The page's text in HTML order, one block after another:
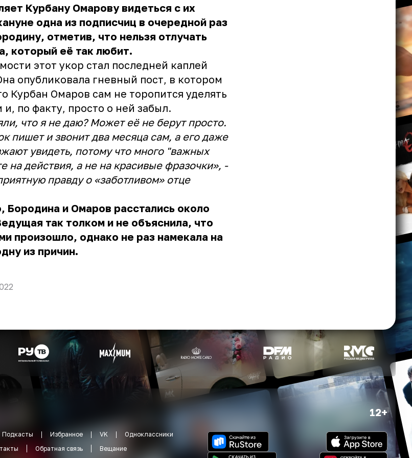
Курбану Омарову видеться с их
одна из подписчиц в очередной раз
отметив, что нельзя отлучать
который её так любит.
этот укор стал последней каплей
опубликовала гневный пост, в котором
Курбан Омаров сам не торопится уделять
и, по факту, просто о ней забыл.
что я не даю? Может её не берут просто.
пишет и звонит два месяца сам, а его даже
увидеть, потому что много "важных
на действия, а не на красивые фразочки», -
правду о «заботливом» отце
Бородина и Омаров расстались около
так толком и не объяснила, что
произошло, однако не раз намекала на
из причин.
12+
Подкасты Избранное VK
Одноклассники
Обратная связь Вещание